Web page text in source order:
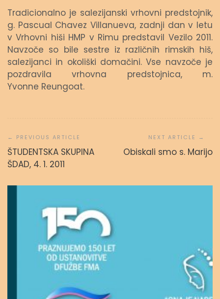
Tradicionalno je salezijanski vrhovni predstojnik,
g. Pascual Chavez Villanueva, zadnji dan v letu
v Vrhovni hiši HMP v Rimu predstavil Vezilo 2011.
Navzoče so bile sestre iz različnih rimskih hiš,
salezijanci in okoliški domačini. Vse navzoče je
pozdravila vrhovna predstojnica, m.
Yvonne Reungoat.
prispevka
ŠTUDENTSKA SKUPINA
ŠDAD, 4. 1. 2011
Obiskali smo s. Marijo